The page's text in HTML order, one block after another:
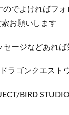
のでよければフォ
お願いします
セージなどあれ
ラゴンクエスト
BIRD